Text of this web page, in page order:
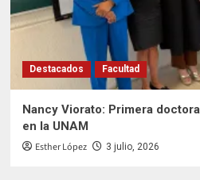
Destacados Facultad
Nancy Viorato: Primera
en la UNAM
Esther López 3 julio, 2026